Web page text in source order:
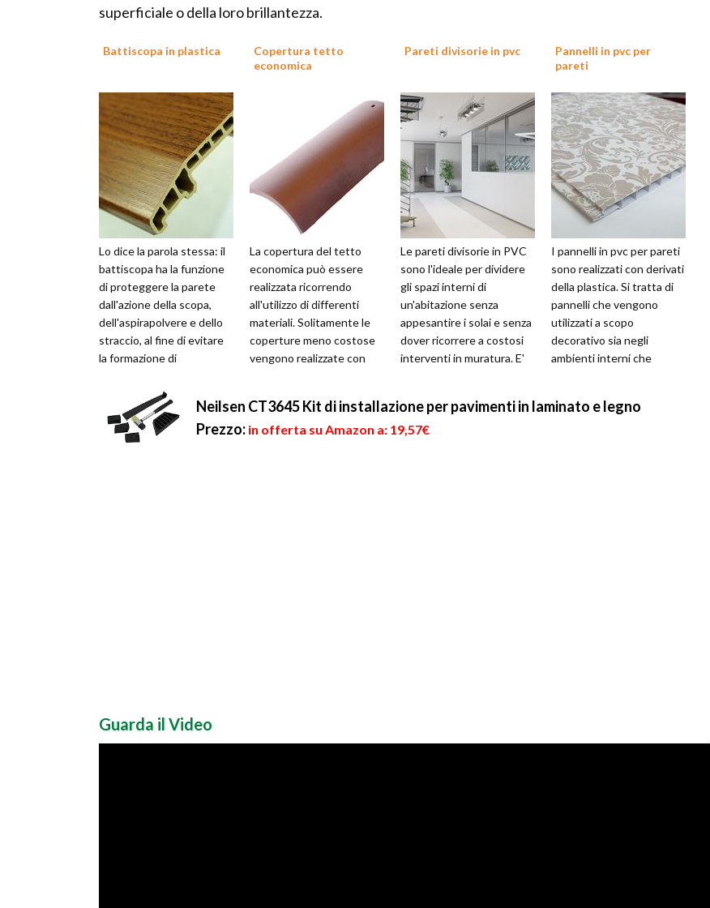
superficiale o della loro brillantezza.
Battiscopa in plastica
Lo dice la parola stessa: il
battiscopa ha la funzione
di proteggere la parete
dall'azione della scopa,
dell'aspirapolvere e dello
straccio, al fine di evitare
la formazione di
Copertura tetto
economica
La copertura del tetto
economica può essere
realizzata ricorrendo
all'utilizzo di differenti
materiali. Solitamente le
coperture meno costose
vengono realizzate con
Pareti divisorie in pvc
Le pareti divisorie in PVC
sono l'ideale per dividere
gli spazi interni di
un'abitazione senza
appesantire i solai e senza
dover ricorrere a costosi
interventi in muratura. E'
Pannelli in pvc per
pareti
I pannelli in pvc per pareti
sono realizzati con derivati
della plastica. Si tratta di
pannelli che vengono
utilizzati a scopo
decorativo sia negli
ambienti interni che
Neilsen CT3645 Kit di installazione per pavimenti in laminato e legno
Prezzo: in offerta su Amazon a: 19,57€
Guarda il Video